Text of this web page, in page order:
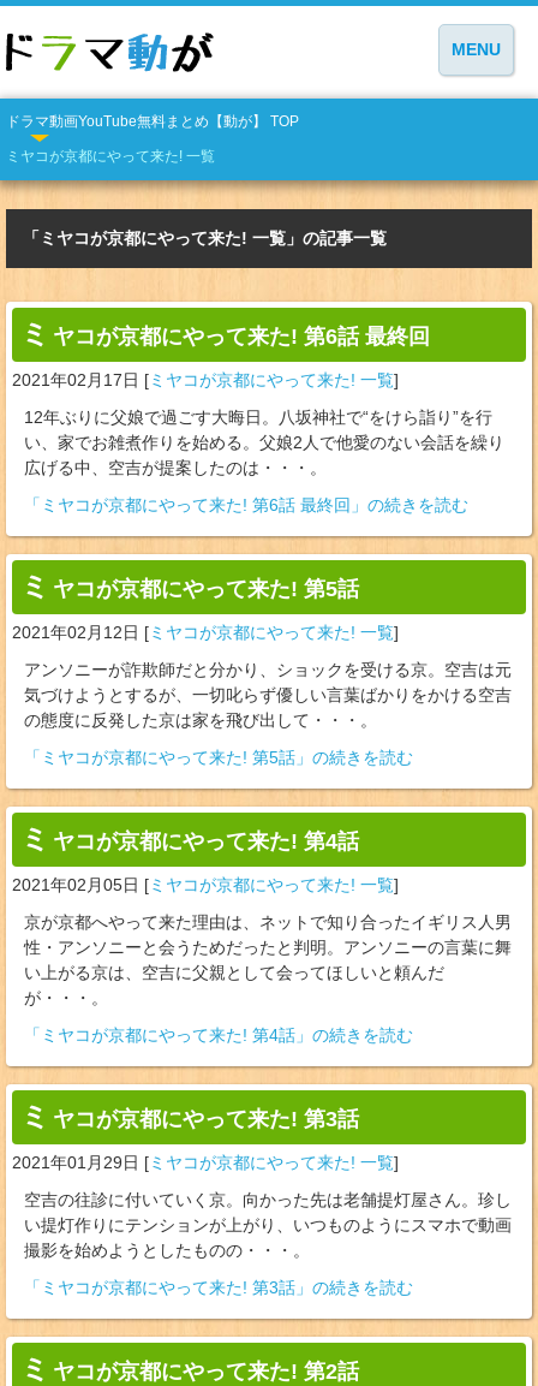
MENU
ドラマ動画YouTube無料まとめ【動が】 TOP
ミヤコが京都にやって来た! 一覧
「ミヤコが京都にやって来た! 一覧」の記事一覧
ミ ヤコが京都にやって来た! 第6話 最終回
2021年02月17日 [ミヤコが京都にやって来た! 一覧]
12年ぶりに父娘で過ごす大晦日。八坂神社で“をけら詣り”を行
い、家でお雑煮作りを始める。父娘2人で他愛のない会話を繰り
広げる中、空吉が提案したのは・・・。
「ミヤコが京都にやって来た! 第6話 最終回」の続きを読む
ミ ヤコが京都にやって来た! 第5話
2021年02月12日 [ミヤコが京都にやって来た! 一覧]
アンソニーが詐欺師だと分かり、ショックを受ける京。空吉は元
気づけようとするが、一切叱らず優しい言葉ばかりをかける空吉
の態度に反発した京は家を飛び出して・・・。
「ミヤコが京都にやって来た! 第5話」の続きを読む
ミ ヤコが京都にやって来た! 第4話
2021年02月05日 [ミヤコが京都にやって来た! 一覧]
京が京都へやって来た理由は、ネットで知り合ったイギリス人男
性・アンソニーと会うためだったと判明。アンソニーの言葉に舞
い上がる京は、空吉に父親として会ってほしいと頼んだ
が・・・。
「ミヤコが京都にやって来た! 第4話」の続きを読む
ミ ヤコが京都にやって来た! 第3話
2021年01月29日 [ミヤコが京都にやって来た! 一覧]
空吉の往診に付いていく京。向かった先は老舗提灯屋さん。珍し
い提灯作りにテンションが上がり、いつものようにスマホで動画
撮影を始めようとしたものの・・・。
「ミヤコが京都にやって来た! 第3話」の続きを読む
ミ ヤコが京都にやって来た! 第2話